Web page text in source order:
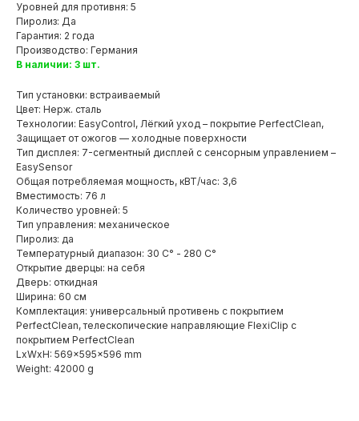
Уровней для противня: 5
Пиролиз: Да
Гарантия: 2 года
Производство: Германия
В наличии: 3 шт.
Тип установки: встраиваемый
Цвет: Нерж. сталь
Технологии: EasyControl, Лёгкий уход – покрытие PerfectClean,
Защищает от ожогов — холодные поверхности
Тип дисплея: 7-сегментный дисплей с сенсорным управлением –
EasySensor
Общая потребляемая мощность, кВТ/час: 3,6
Вместимость: 76 л
Количество уровней: 5
Тип управления: механическое
Пиролиз: да
Температурный диапазон: 30 C° - 280 C°
Открытие дверцы: на себя
Дверь: откидная
Ширина: 60 см
Комплектация: универсальный противень с покрытием
PerfectClean, телескопические направляющие FlexiClip с
покрытием PerfectClean
LxWxH: 569x595x596 mm
Weight: 42000 g